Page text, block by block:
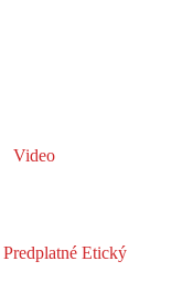
Video
Predplatné Etický